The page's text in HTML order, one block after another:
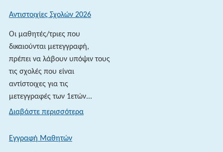
ΜΗΧΑΝΟΓΡΑΦΙΚΟΥ
Αντιστοιχίες Σχολών 2026
Οι μαθητές/τριες που
δικαιούνται μετεγγραφή,
πρέπει να λάβουν υπόψιν τους
τις σχολές που είναι
αντίστοιχες για τις
μετεγγραφές των 1ετών...
Διαβάστε περισσότερα:
Εγγραφή Μαθητών